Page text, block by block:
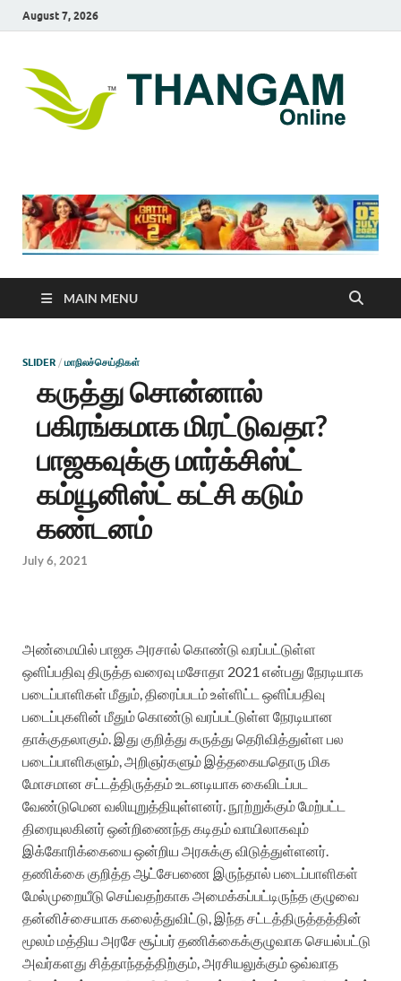
August 7, 2026
MAIN MENU
SLIDER / மாநிலச்செய்திகள்
கருத்து சொன்னால்
பகிரங்கமாக மிரட்டுவதா?
பாஜகவுக்கு மார்க்சிஸ்ட்
கம்யூனிஸ்ட் கட்சி கடும்
கண்டனம்
July 6, 2021
அண்மையில் பாஜக அரசால் கொண்டு வரப்பட்டுள்ள
ஒளிப்பதிவு திருத்த வரைவு மசோதா 2021 என்பது நேரடியாக
படைப்பாளிகள் மீதும், திரைப்படம் உள்ளிட்ட ஒளிப்பதிவு
படைப்புகளின் மீதும் கொண்டு வரப்பட்டுள்ள நேரடியான
தாக்குதலாகும். இது குறித்து கருத்து தெரிவித்துள்ள பல
படைப்பாளிகளும், அறிஞர்களும் இத்தகையதொரு மிக
மோசமான சட்டத்திருத்தம் உடனடியாக கைவிடப்பட
வேண்டுமென வலியுறுத்தியுள்ளனர். நூற்றுக்கும் மேற்பட்ட
திரையுலகினர் ஒன்றிணைந்த கடிதம் வாயிலாகவும்
இக்கோரிக்கையை ஒன்றிய அரசுக்கு விடுத்துள்ளனர்.
தணிக்கை குறித்த ஆட்சேபணை இருந்தால் படைப்பாளிகள்
மேல்முறையீடு செய்வதற்காக அமைக்கப்பட்டிருந்த குழுவை
தன்னிச்சையாக கலைத்துவிட்டு, இந்த சட்டத்திருத்தத்தின்
மூலம் மத்திய அரசே சூப்பர் தணிக்கைக்குழுவாக செயல்பட்டு
அவர்களது சித்தாந்தத்திற்கும், அரசியலுக்கும் ஒவ்வாத